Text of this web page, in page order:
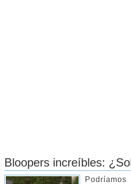
Bloopers increíbles: